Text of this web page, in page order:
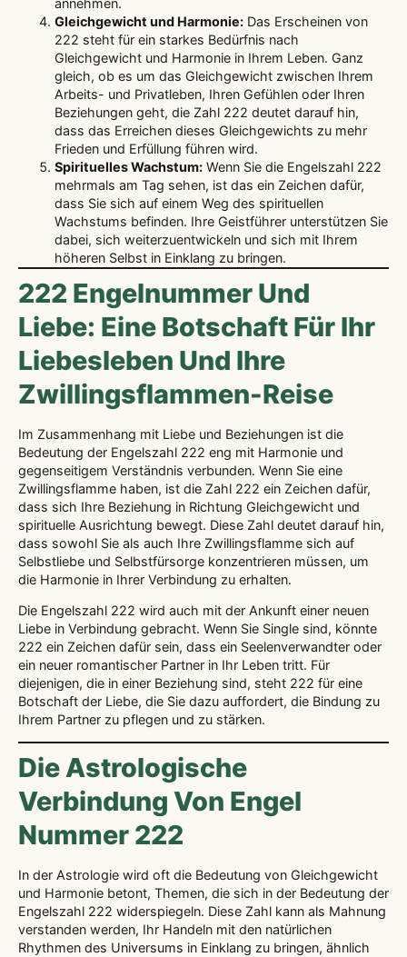
Gleichgewicht und Harmonie: Das Erscheinen von
222 steht für ein starkes Bedürfnis nach
Gleichgewicht und Harmonie in Ihrem Leben. Ganz
gleich, ob es um das Gleichgewicht zwischen Ihrem
Arbeits- und Privatleben, Ihren Gefühlen oder Ihren
Beziehungen geht, die Zahl 222 deutet darauf hin,
dass das Erreichen dieses Gleichgewichts zu mehr
Frieden und Erfüllung führen wird.
Spirituelles Wachstum: Wenn Sie die Engelszahl 222
mehrmals am Tag sehen, ist das ein Zeichen dafür,
dass Sie sich auf einem Weg des spirituellen
Wachstums befinden. Ihre Geistführer unterstützen Sie
dabei, sich weiterzuentwickeln und sich mit Ihrem
höheren Selbst in Einklang zu bringen.
222 Engelnummer Und
Liebe: Eine Botschaft Für Ihr
Liebesleben Und Ihre
Zwillingsflammen-Reise
Im Zusammenhang mit Liebe und Beziehungen ist die
Bedeutung der Engelszahl 222 eng mit Harmonie und
gegenseitigem Verständnis verbunden. Wenn Sie eine
Zwillingsflamme haben, ist die Zahl 222 ein Zeichen dafür,
dass sich Ihre Beziehung in Richtung Gleichgewicht und
spirituelle Ausrichtung bewegt. Diese Zahl deutet darauf hin,
dass sowohl Sie als auch Ihre Zwillingsflamme sich auf
Selbstliebe und Selbstfürsorge konzentrieren müssen, um
die Harmonie in Ihrer Verbindung zu erhalten.
Die Engelszahl 222 wird auch mit der Ankunft einer neuen
Liebe in Verbindung gebracht. Wenn Sie Single sind, könnte
222 ein Zeichen dafür sein, dass ein Seelenverwandter oder
ein neuer romantischer Partner in Ihr Leben tritt. Für
diejenigen, die in einer Beziehung sind, steht 222 für eine
Botschaft der Liebe, die Sie dazu auffordert, die Bindung zu
Ihrem Partner zu pflegen und zu stärken.
Die Astrologische
Verbindung Von Engel
Nummer 222
In der Astrologie wird oft die Bedeutung von Gleichgewicht
und Harmonie betont, Themen, die sich in der Bedeutung der
Engelszahl 222 widerspiegeln. Diese Zahl kann als Mahnung
verstanden werden, Ihr Handeln mit den natürlichen
Rhythmen des Universums in Einklang zu bringen, ähnlich